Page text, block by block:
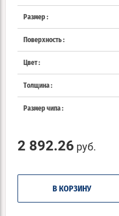
Размер
Поверхность
Цвет
Толщина
Размер чипа
2 892.26 руб.
В КОРЗИНУ